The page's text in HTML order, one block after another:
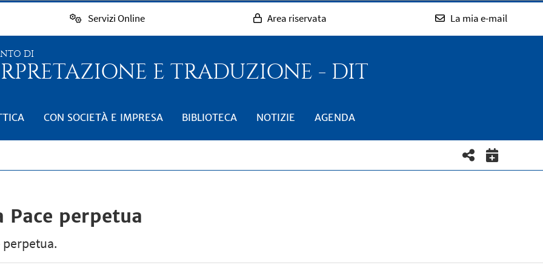
Servizi Online Area riservata La mia e-mail
DI
E TRADUZIONE - DIT
CON SOCIETÀ E IMPRESA BIBLIOTECA NOTIZIE AGENDA
perpetua
perpetua.